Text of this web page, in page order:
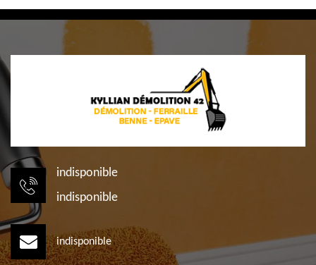
indisponible
indisponible
indisponible